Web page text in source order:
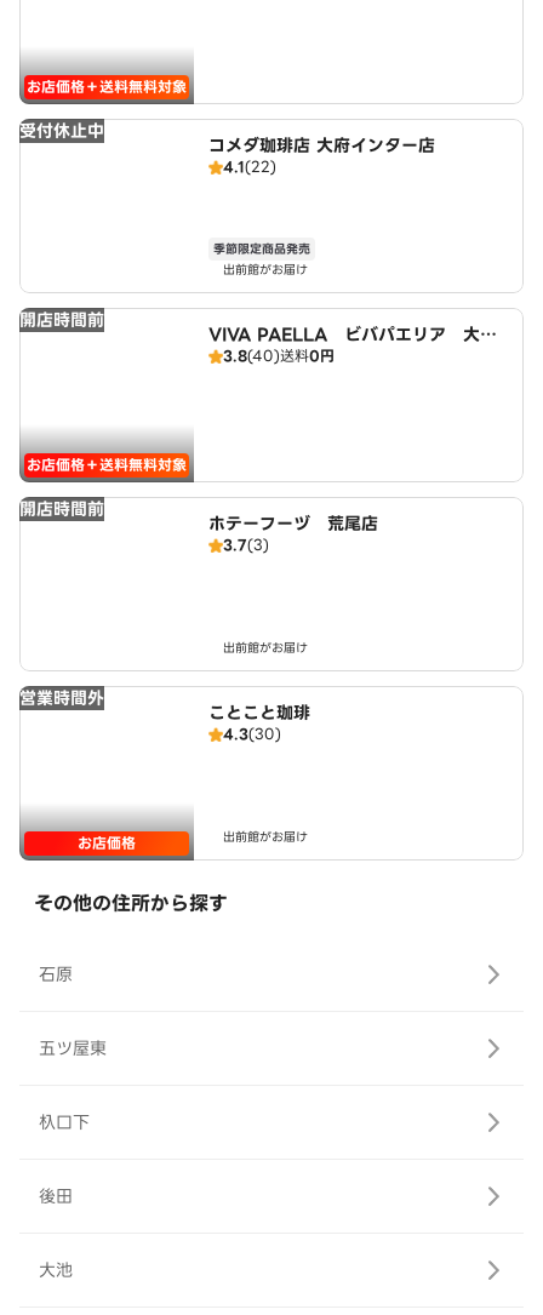
お店価格＋送料無料対象
受付休止中
コメダ珈琲店 大府インター店
4.1(22)
季節限定商品発売
出前館がお届け
開店時間前
お店価格＋送料無料対象
VIVA PAELLA ビバパエリア 大府
店3.8(40)送料0円
開店時間前
ホテーフーヅ 荒尾店
3.7(3)
出前館がお届け
営業時間外
お店価格
ことこと珈琲
4.3(30)
出前館がお届け
その他の住所から探す
石原
五ツ屋東
杁口下
後田
大池